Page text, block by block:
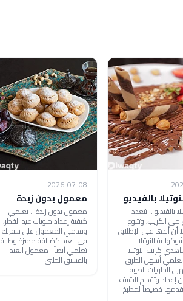
بالفيديو
بالفيديو .. تتعدد
الكريب، وتتنوع
أن ألذها على الإطلاق
النوتيلا
كريب النوتيلا
وتعلمي أسهل الطرق
الحلويات الطيبة
إعداد وتقديم الشيف
خصيصاً لمطبخ
2026-07-08
معمول بدون زبدة
معمول بدون زبدة .. تعلمي
كيفية إعداد حلويات عيد الفطر،
وقدمي المعمول على سفرتك
في العيد كضيافة مميزة وطيبة
تعلمي أيضاً: معمول العيد
بالفستق الحلبي